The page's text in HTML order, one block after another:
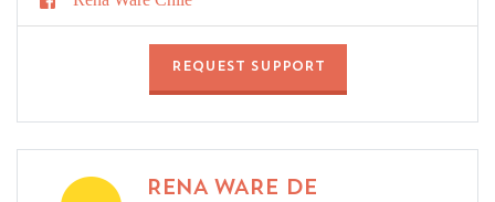
REQUEST SUPPORT
RENA WARE DE